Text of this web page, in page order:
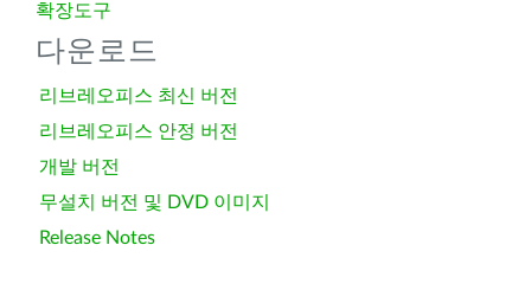
확장도구
다운로드
리브레오피스 최신 버전
리브레오피스 안정 버전
개발 버전
무설치 버전 및 DVD 이미지
Release Notes